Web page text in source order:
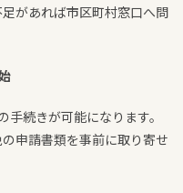
があれば市区町村窓口へ問
続きが可能になります。
申請書類を事前に取り寄せ